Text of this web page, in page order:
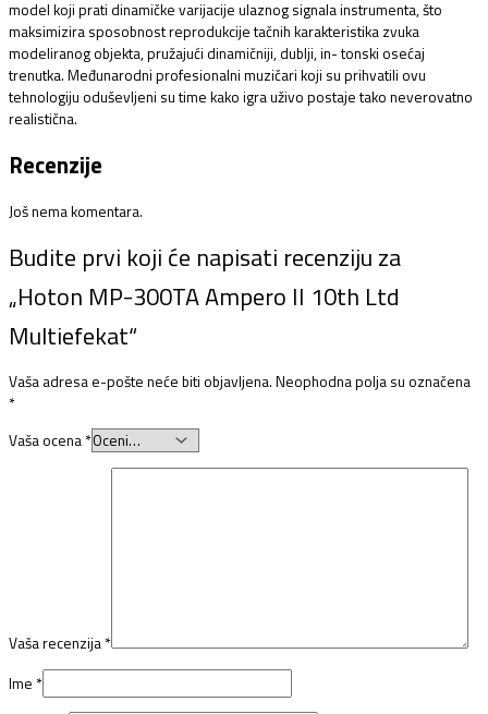
model koji prati dinamičke varijacije ulaznog signala instrumenta, što
maksimizira sposobnost reprodukcije tačnih karakteristika zvuka
modeliranog objekta, pružajući dinamičniji, dublji, in- tonski osećaj
trenutka. Međunarodni profesionalni muzičari koji su prihvatili ovu
tehnologiju oduševljeni su time kako igra uživo postaje tako neverovatno
realistična.
Recenzije
Još nema komentara.
Budite prvi koji će napisati recenziju za
„Hoton MP-300TA Ampero II 10th Ltd
Multiefekat“
Vaša adresa e-pošte neće biti objavljena. Neophodna polja su označena
*
Vaša ocena *
Vaša recenzija *
Ime *